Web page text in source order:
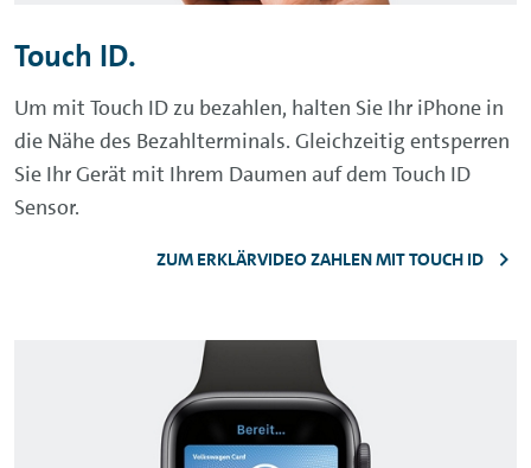
Touch ID.
Um mit Touch ID zu bezahlen, halten Sie Ihr iPhone in
die Nähe des Bezahlterminals. Gleichzeitig entsperren
Sie Ihr Gerät mit Ihrem Daumen auf dem Touch ID
Sensor.
ZUM ERKLÄRVIDEO ZAHLEN MIT TOUCH ID